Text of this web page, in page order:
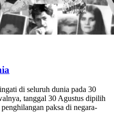
di seluruh dunia pada 30
tanggal 30 Agustus dipilih
paksa di negara-